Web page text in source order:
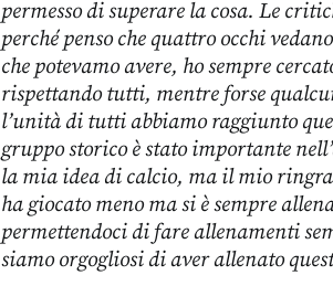
permesso di superare la cosa. Le
perché penso che quattro occhi
che potevamo avere, ho sempre
rispettando tutti, mentre forse
l’unità di tutti abbiamo raggiunto
gruppo storico è stato importante
la mia idea di calcio, ma il mio
ha giocato meno ma si è sempre
permettendoci di fare allenamenti
siamo orgogliosi di aver allenato